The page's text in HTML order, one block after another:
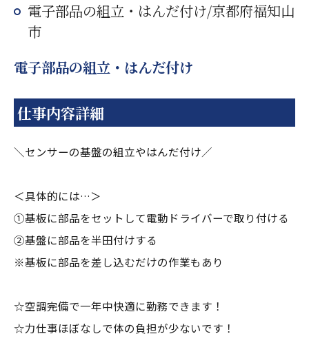
電子部品の組立・はんだ付け/京都府福知山
市
電子部品の組立・はんだ付け
仕事内容詳細
＼センサーの基盤の組立やはんだ付け／
＜具体的には…＞
①基板に部品をセットして電動ドライバーで取り付ける
②基盤に部品を半田付けする
※基板に部品を差し込むだけの作業もあり
☆空調完備で一年中快適に勤務できます！
☆力仕事ほぼなしで体の負担が少ないです！